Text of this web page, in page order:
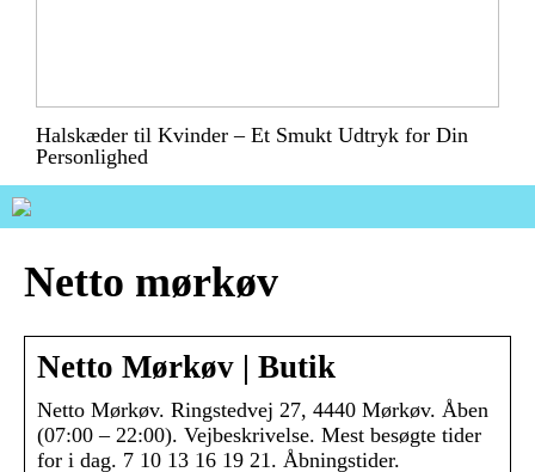
Halskæder til Kvinder – Et Smukt Udtryk for Din
Personlighed
Netto mørkøv
Netto Mørkøv | Butik
Netto Mørkøv. Ringstedvej 27, 4440 Mørkøv. Åben
(07:00 – 22:00). Vejbeskrivelse. Mest besøgte tider
for i dag. 7 10 13 16 19 21. Åbningstider.